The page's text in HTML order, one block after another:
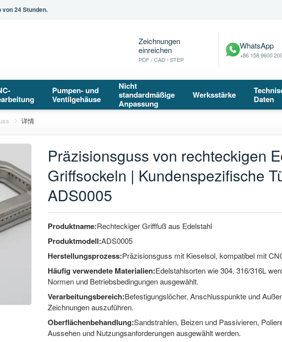
24 Stunden.
Zeichnungen
einreichen
PDF / CAD / STEP
WhatsApp
+86 158 9600
Pumpen- und
Ventilgehäuse
Nicht
standardmäßige
Anpassung
Werksstärke
Daten
详情
Präzisionsguss von rechteckigen
Griffsockeln | Kundenspezifische
ADS0005
Produktname:Rechteckiger Grifffuß aus Edelstahl
Produktmodell:ADS0005
Herstellungsprozess:Präzisionsguss mit Kieselsol, kompatibel mit
Häufig verwendete Materialien:Edelstahlsorten wie 304, 316/316L
Normen und Betriebsbedingungen ausgewählt.
Verarbeitungsbereich:Befestigungslöcher, Anschlusspunkte und
Zeichnungen auszuführen.
Oberflächenbehandlung:Sandstrahlen, Beizen und Passivieren,
Aussehen und Nutzungsanforderungen ausgewählt werden.